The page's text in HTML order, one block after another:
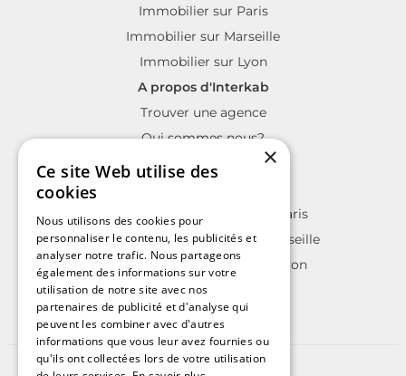
Immobilier sur Paris
Immobilier sur Marseille
Immobilier sur Lyon
A propos d'Interkab
Trouver une agence
Qui sommes nous?
La charte Interkab
Annonces immobilières sur Paris
Annonces immobilières sur Marseille
Annonces immobilières sur Lyon
©2025 | Tous droits réservés
×
Ce site Web utilise des
cookies
Nous utilisons des cookies pour
personnaliser le contenu, les publicités et
analyser notre trafic. Nous partageons
également des informations sur votre
utilisation de notre site avec nos
partenaires de publicité et d'analyse qui
peuvent les combiner avec d'autres
informations que vous leur avez fournies ou
qu'ils ont collectées lors de votre utilisation